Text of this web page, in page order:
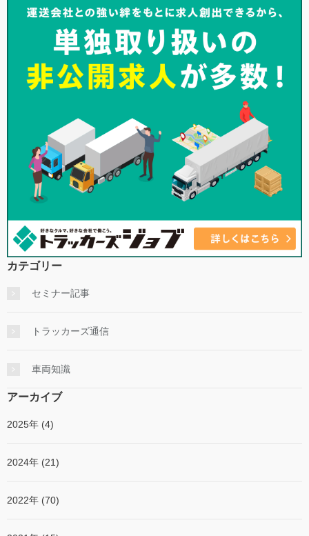
カテゴリー
セミナー記事
トラッカーズ通信
車両知識
アーカイブ
2025年 (4)
2024年 (21)
2022年 (70)